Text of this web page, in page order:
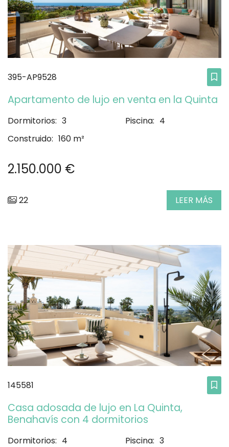
395-AP9528
Apartamento de lujo en venta en la Quinta
Dormitorios: 3 Piscina: 4
Construido: 160 m²
2.150.000 €
22 LEER MÁS
145581
Casa adosada de lujo en La Quinta,
Benahavís con 4 dormitorios
Dormitorios: 4 Piscina: 3